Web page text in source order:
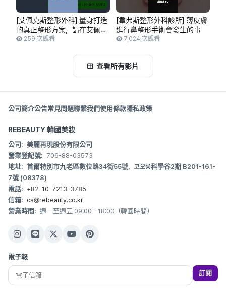
[艾佩克斯整形外科] 量身打造
的真正整形方案，請在艾佩克
斯諮詢
259 次觀看
[韋弗斯整形外科診所] 薄皮膚
進行鼻整形手術會發生的事
7,024 次觀看
查看所有影片
公司簡介公告常見問題聯繫我們使用條款隱私政策
REBEAUTY 韓國美妝
公司: 美麗再現股份有限公司
營業登記號: 706-88-03573
地址: 首爾特別市九老區數位路34街55號，코오롱科學谷2期 B201-161-
7號 (08378)
電話: +82-10-7213-3785
信箱: cs@rebeauty.co.kr
營業時間: 週一至週五 09:00 - 18:00（韓國時間）
電子報
訂閱